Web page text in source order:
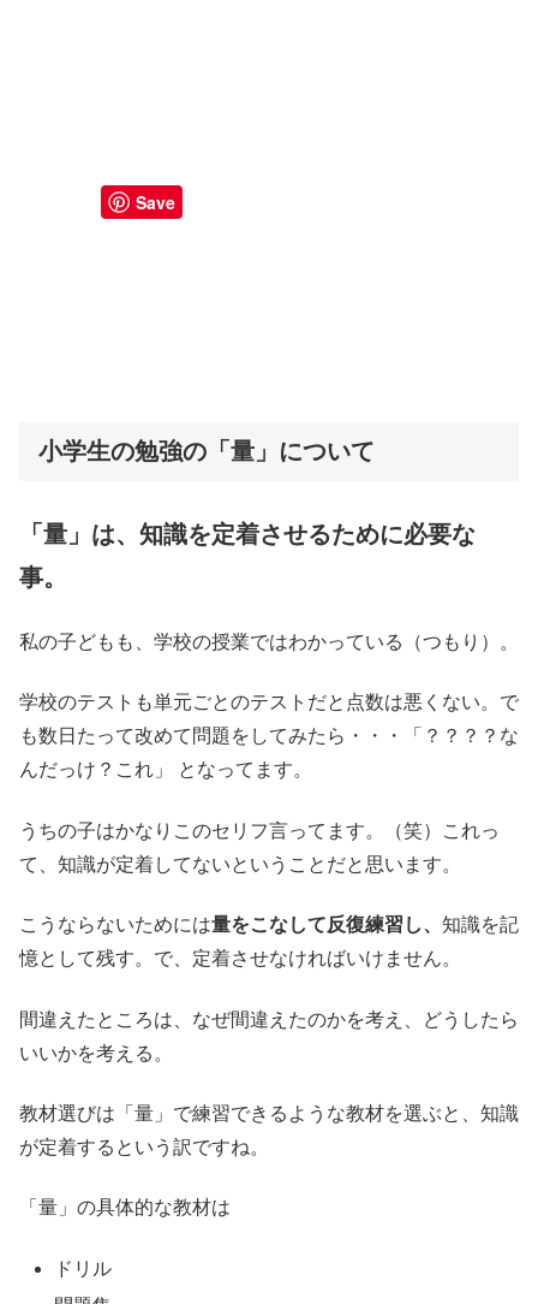
小学生の勉強の「量」について
「量」は、知識を定着させるために必要な
事。
私の子どもも、学校の授業ではわかっている（つもり）。
学校のテストも単元ごとのテストだと点数は悪くない。で
も数日たって改めて問題をしてみたら・・・「？？？？な
んだっけ？これ」 となってます。
うちの子はかなりこのセリフ言ってます。（笑）これっ
て、知識が定着してないということだと思います。
こうならないためには量をこなして反復練習し、 知識を記
憶として残す。で、定着させなければいけません。
間違えたところは、なぜ間違えたのかを考え、どうしたら
いいかを考える。
教材選びは「量」で練習できるような教材を選ぶと、知識
が定着するという訳ですね。
「量」の具体的な教材は
ドリル
Save